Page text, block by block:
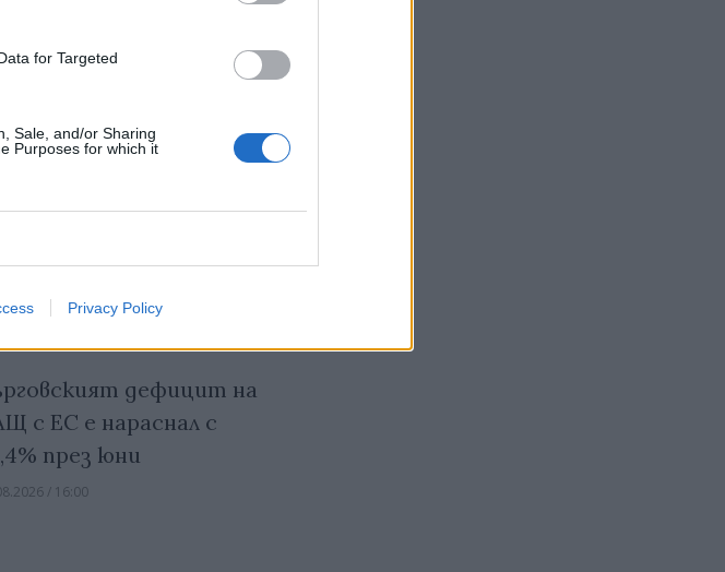
for Targeted
Sale, and/or Sharing
Purposes for which it
Privacy Policy
дефицит на
с ЕС е нараснал с
през юни
/ 16:00